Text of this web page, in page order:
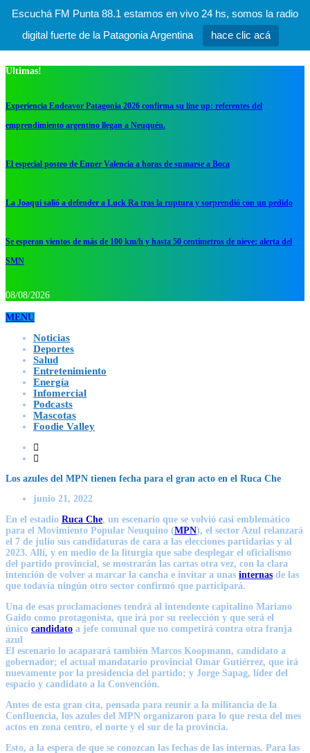
Escuchá FM Punta 88.1 estamos en vivo 24 hs, somos la radio
digital fuerte de la Patagonia Argentina
hace clic acá
Ultimas!
Experiencia Endeavor Patagonia 2026 confirma su line up: referentes del
emprendimiento argentino llegan a Neuquén.
El especial posteo de Enner Valencia a horas de sumarse a Boca
La Joaqui salió a defender a Luck Ra tras la ruptura y sorprendió con un pedido
Se esperan vientos de más de 100 km/h y hasta 50 centímetros de nieve: alerta del
SMN
08/08/2026
MENU
Noticias
Deportes
Salud
Entretenimiento
Energía
Infomercial
Podcasts
Mascotas
Foodie Valley
Los azules del MPN tienen fecha para el gran acto en el Ruca Che
junio 21, 2022
En el estadio Ruca Che, un escenario que se volvió casi emblemático
para el Movimiento Popular Neuquino (MPN), el sector Azul relanzará
el 7 de julio sus candidaturas de cara a las elecciones partidarias y al
2023. Allí, y en medio de la liturgia que sabe desplegar el oficialismo
del partido provincial, se mostrarán las cartas otra vez, con la clara
intención de volver a marcar la cancha e invitar a unas internas de las
que todavía ningún otro sector confirmó que participará.
Una de esas proclamaciones tendrá al intendente capitalino Mariano
Gaido como protagonista, que irá por su reelección y que será el
único candidato a jefe comunal que no competirá contra otra franja
azul
El escenario lo acaparará también Marcos Koopmann, candidato a
gobernador; el actual mandatario provincial Omar Gutiérrez, que irá
nuevamente por la presidencia del partido; y Jorge Sapag, líder del
espacio y candidato a la Convención.
Antes de esta gran cita, pensada para reunir a la militancia de la
Confluencia, los azules del MPN organizaron para lo que resta del mes
actos en zona centro, el norte y el sur de la provincia.
Esto, a la espera de que se conozcan las fechas de las internas. Para las